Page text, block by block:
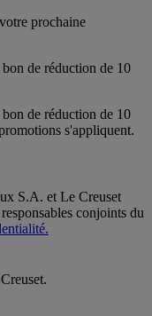
prochaine
de réduction de 10
de réduction de 10
s'appliquent.
S.A. et Le Creuset
conjoints du